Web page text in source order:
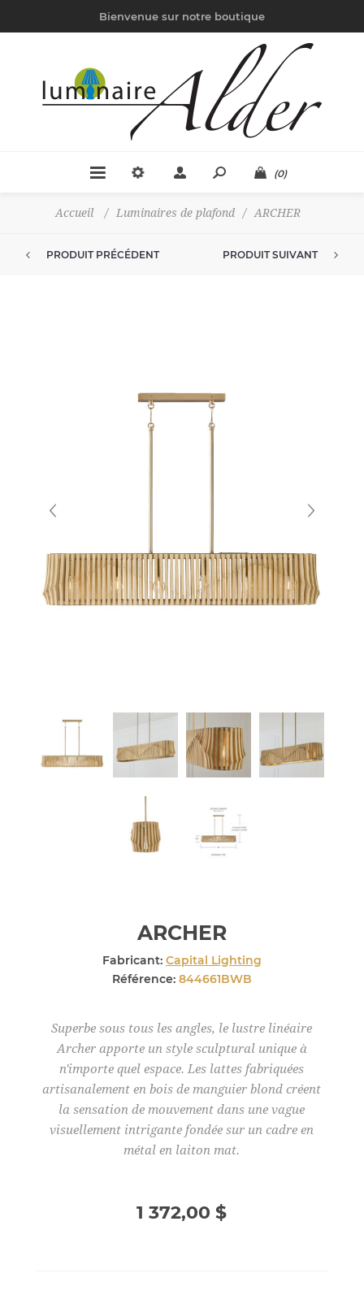
Bienvenue sur notre boutique
(0)
Accueil / Luminaires de plafond / ARCHER
PRODUIT PRÉCÉDENT PRODUIT SUIVANT
ARCHER
Fabricant: Capital Lighting
Référence: 844661BWB
Superbe sous tous les angles, le lustre linéaire
Archer apporte un style sculptural unique à
n'importe quel espace. Les lattes fabriquées
artisanalement en bois de manguier blond créent
la sensation de mouvement dans une vague
visuellement intrigante fondée sur un cadre en
métal en laiton mat.
1 372,00 $